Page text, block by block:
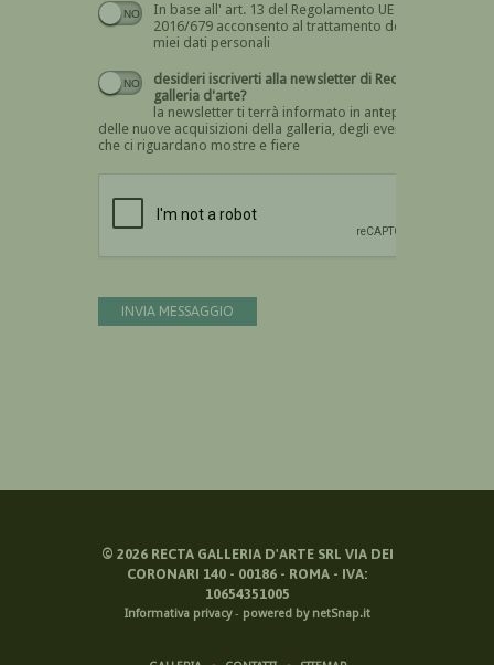
In base all' art. 13 del Regolamento UE n.
2016/679 acconsento al trattamento dei
miei dati personali
Devi dare il consenso
desideri iscriverti alla newsletter di Recta
galleria d'arte?
la newsletter ti terrà informato in anteprima
delle nuove acquisizioni della galleria, degli eventi
che ci riguardano mostre e fiere
INVIA MESSAGGIO
© 2026RECTA GALLERIA D'ARTE SRL VIA DEI
CORONARI 140 - 00186 - ROMA - IVA:
10654351005
Informativa privacy- powered by netSnap.it